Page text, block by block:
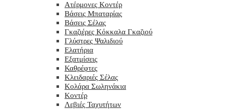
Ατέρμονες Κοντέρ
Βάσεις Μπαταρίας
Βάσεις Σέλας
Γκαζιέρες Κόκκαλα Γκαζιού
Γλύστρες Ψαλιδιού
Ελατήρια
Εξατμίσεις
Καθρέφτες
Κλειδαριές Σέλας
Κολάρα Σωληνάκια
Κοντέρ
Λεβιές Ταχυτήτων